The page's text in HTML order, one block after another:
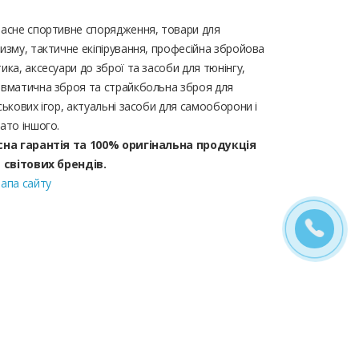
спортивне спорядження, товари для
тактичне екіпірування, професійна збройова
аксесуари до зброї та засоби для тюнінгу,
зброя та страйкбольна зброя для
ігор, актуальні засоби для самооборони і
іншого.
гарантія та 100% оригінальна продукція
світових брендів.
сайту